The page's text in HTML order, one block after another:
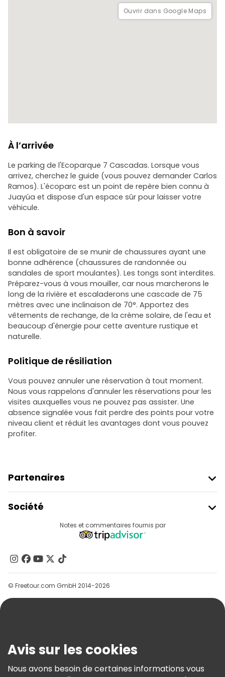
Interdit : pas de tongs ni de chaussures sans talon pour des
raisons de sécurité, la marche pieds nus n'est pas
autorisée pendant la randonnée.
Ouvrir dans Google Maps
À l’arrivée
Le parking de l'Ecoparque 7 Cascadas. Lorsque vous
arrivez, cherchez le guide (vous pouvez demander Carlos
Ramos). L'écoparc est un point de repère bien connu à
Juayúa et dispose d'un espace sûr pour laisser votre
véhicule.
Bon à savoir
Il est obligatoire de se munir de chaussures ayant une
bonne adhérence (chaussures de randonnée ou
sandales de sport moulantes). Les tongs sont interdites.
Préparez-vous à vous mouiller, car nous marcherons le
long de la rivière et escaladerons une cascade de 75
mètres avec une inclinaison de 70°. Apportez des
vêtements de rechange, de la crème solaire, de l'eau et
beaucoup d'énergie pour cette aventure rustique et
naturelle.
Politique de résiliation
Vous pouvez annuler une réservation à tout moment.
Nous vous rappelons d'annuler les réservations pour les
visites auxquelles vous ne pouvez pas assister. Une
absence signalée vous fait perdre des points pour votre
niveau client et réduit les avantages dont vous pouvez
profiter.
Partenaires
Connexion Du Fournisseur
Programme D’affiliation
Société
Contactez-Nous
Groupes
Aide
Conditions Générales Et Mentions Légales
Politique En Matière De Cookies
Notes et commentaires fournis par
© Freetour.com GmbH 2014-2026
Avis sur les cookies
Nous avons besoin de certaines informations vous